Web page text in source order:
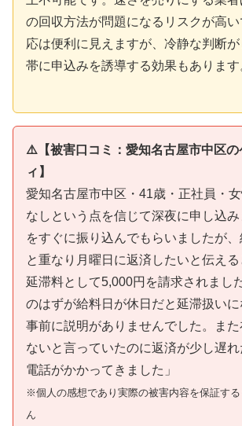
の回収方法が問題になるリスクが高
応は便利に見えますが、冷静な判断
帯に申込みを誘導する効果もあります
⚠️【被害口コミ：愛知名古屋市中区の
ィ】
愛知名古屋市中区・41歳・正社員・
なしという点を信じて深夜に申し込
をすぐに振り込んでもらいましたが、
と重なり月曜日に返済したいと伝え
延滞料として5,000円を請求されまし
のはずが給料日が休日だと延滞扱い
事前に説明がありませんでした。ま
ないと言っていたのに返済が少し遅
電話がかかってきました」
※個人の感想であり実際の被害内容を保証す
ん